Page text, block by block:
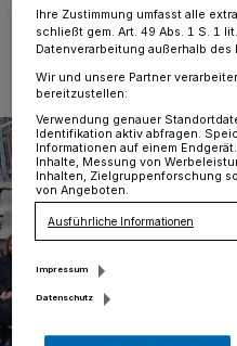
13.05.2026 , 06:33 Uhr 2
Ihre Zustimmung umfasst alle
schließt gem. Art. 49 Abs. 1 S. 1
Datenverarbeitung außerhalb des
Wir und unsere Partner
bereitzustellen:
Verwendung genauer
Identifikation aktiv abfragen.
Informationen auf einem
Inhalte, Messung von
Inhalten, Zielgruppenforschung
von Angeboten.
Ausführliche Informationen
Impressum
Datenschutz